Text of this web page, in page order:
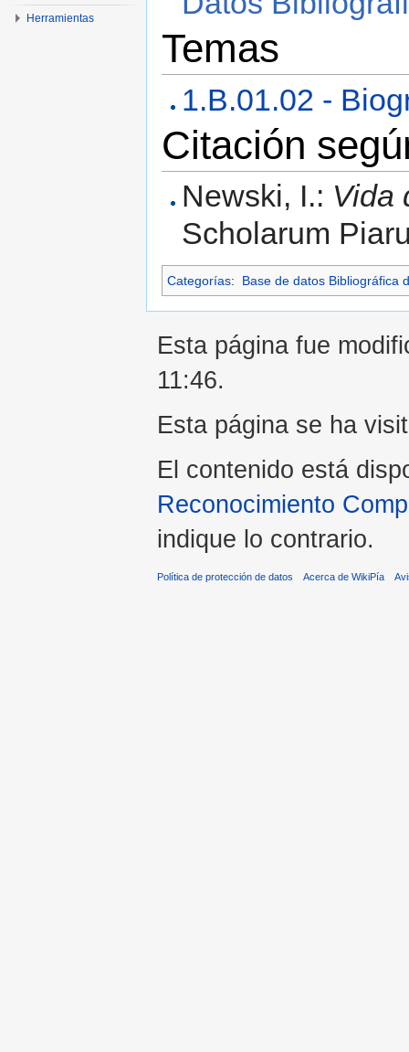
Temas
1.B.01.02 -
Citación
Newski, I.: Vida
Scholarum
Categorías: Base de datos Bibliográfica
Herramientas
Esta página fue
11:46.
Esta página se ha
El contenido está
Reconocimiento
indique lo contrario.
Política de protección de datos Acerca de WikiPía